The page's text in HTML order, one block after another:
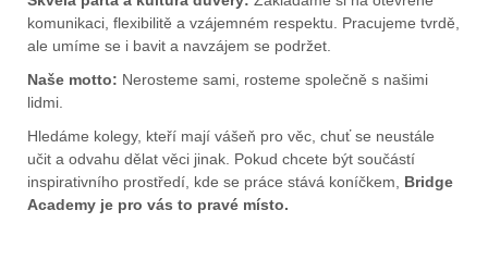
komunikaci, flexibilitě a vzájemném respektu. Pracujeme tvrdě,
ale umíme se i bavit a navzájem se podržet.
Naše motto: Nerosteme sami, rosteme společně s našimi
lidmi.
Hledáme kolegy, kteří mají vášeň pro věc, chuť se neustále
učit a odvahu dělat věci jinak. Pokud chcete být součástí
inspirativního prostředí, kde se práce stává koníčkem, Bridge
Academy je pro vás to pravé místo.